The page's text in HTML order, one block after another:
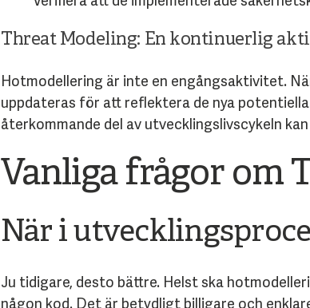
Threat Modeling: En kontinuerlig
Hotmodellering är inte en engångsaktivitet.
uppdateras för att reflektera de nya
återkommande del av utvecklingslivscykeln
Vanliga frågor om
När i
Ju tidigare, desto bättre. Helst ska
någon kod. Det är betydligt billigare och